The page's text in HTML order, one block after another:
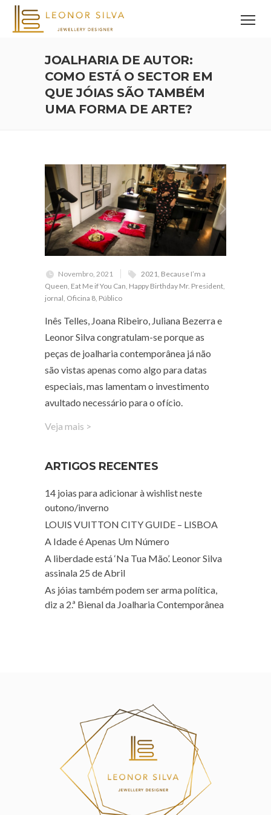
JOALHARIA DE AUTOR:
COMO ESTÁ O SECTOR EM
QUE JÓIAS SÃO TAMBÉM
UMA FORMA DE ARTE?
Novembro, 2021 2021, Because I’m a
Queen, Eat Me if You Can, Happy Birthday Mr. President,
jornal, Oficina 8, Público
Inês Telles, Joana Ribeiro, Juliana Bezerra e
Leonor Silva congratulam-se porque as
peças de joalharia contemporânea já não
são vistas apenas como algo para datas
especiais, mas lamentam o investimento
avultado necessário para o ofício.
Veja mais >
ARTIGOS RECENTES
14 joias para adicionar à wishlist neste
outono/inverno
LOUIS VUITTON CITY GUIDE – LISBOA
A Idade é Apenas Um Número
A liberdade está ‘Na Tua Mão’. Leonor Silva
assinala 25 de Abril
As jóias também podem ser arma política,
diz a 2.ª Bienal da Joalharia Contemporânea